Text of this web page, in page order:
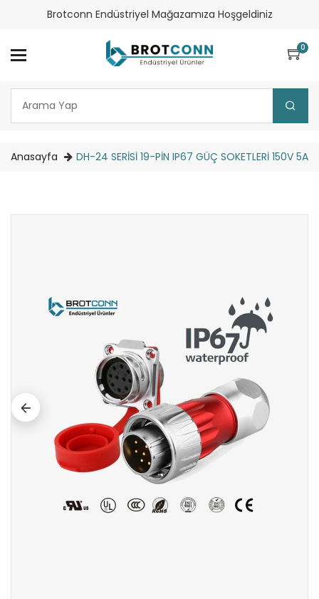
Brotconn Endüstriyel Mağazamıza Hoşgeldiniz
0
Anasayfa DH-24 SERİSİ 19-PİN IP67 GÜÇ SOKETLERİ 150V 5A